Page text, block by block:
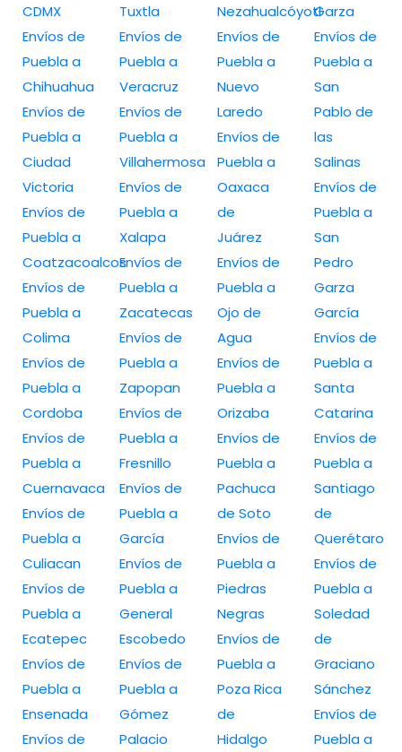
CDMX
Envíos de
Puebla a
Chihuahua
Envíos de
Puebla a
Ciudad
Victoria
Envíos de
Puebla a
Coatzacoalcos
Envíos de
Puebla a
Colima
Envíos de
Puebla a
Cordoba
Envíos de
Puebla a
Cuernavaca
Envíos de
Puebla a
Culiacan
Envíos de
Puebla a
Ecatepec
Envíos de
Puebla a
Ensenada
Envíos de
Tuxtla
Envíos de
Puebla a
Veracruz
Envíos de
Puebla a
Villahermosa
Envíos de
Puebla a
Xalapa
Envíos de
Puebla a
Zacatecas
Envíos de
Puebla a
Zapopan
Envíos de
Puebla a
Fresnillo
Envíos de
Puebla a
García
Envíos de
Puebla a
General
Escobedo
Envíos de
Puebla a
Gómez
Palacio
Nezahualcóyotl
Envíos de
Puebla a
Nuevo
Laredo
Envíos de
Puebla a
Oaxaca
de
Juárez
Envíos de
Puebla a
Ojo de
Agua
Envíos de
Puebla a
Orizaba
Envíos de
Puebla a
Pachuca
de Soto
Envíos de
Puebla a
Piedras
Negras
Envíos de
Puebla a
Poza Rica
de
Hidalgo
Garza
Envíos de
Puebla a
San
Pablo de
las
Salinas
Envíos de
Puebla a
San
Pedro
Garza
García
Envíos de
Puebla a
Santa
Catarina
Envíos de
Puebla a
Santiago
de
Querétaro
Envíos de
Puebla a
Soledad
de
Graciano
Sánchez
Envíos de
Puebla a